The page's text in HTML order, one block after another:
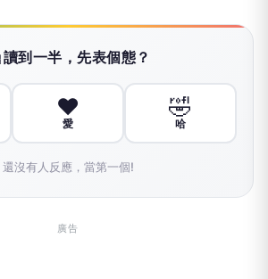
讀到一半，先表個態？
❤️
愛
🤣
哈
還沒有人反應，當第一個!
廣告